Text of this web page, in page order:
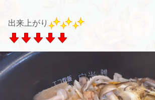
出来上がり